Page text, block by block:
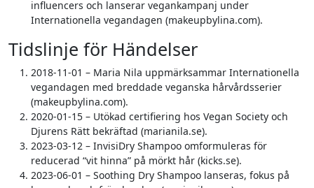
influencers och lanserar vegankampanj under
Internationella vegandagen (makeupbylina.com).
Tidslinje för Händelser
2018-11-01 – Maria Nila uppmärksammar Internationella
vegandagen med breddade veganska hårvårdsserier
(makeupbylina.com).
2020-01-15 – Utökad certifiering hos Vegan Society och
Djurens Rätt bekräftad (marianila.se).
2023-03-12 – InvisiDry Shampoo omformuleras för
reducerad “vit hinna” på mörkt hår (kicks.se).
2023-06-01 – Soothing Dry Shampoo lanseras, fokus på